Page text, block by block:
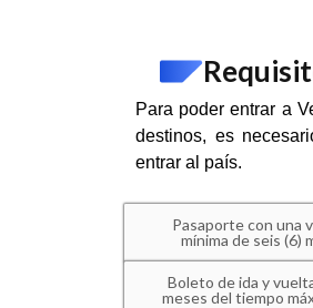
Para poder entrar a
destinos, es
entrar al país.
Pasaporte con una
mínima de seis (6)
Boleto de ida y
meses del tiempo